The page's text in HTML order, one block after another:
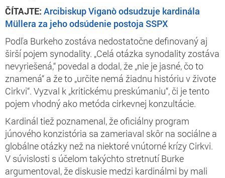
ČÍTAJTE: Arcibiskup Viganò odsudzuje kardinála
Müllera za jeho odsúdenie postoja SSPX
Podľa Burkeho zostáva nedostatočne definovaný aj
širší pojem synodality. „Celá otázka synodality zostáva
nevyriešená,“ povedal a dodal, že „nie je jasné, čo to
znamená“ a že to „určite nemá žiadnu históriu v živote
Cirkvi“. Vyzval k „kritickému preskúmaniu“, či je tento
pojem vhodný ako metóda cirkevnej konzultácie.
Kardinál tiež poznamenal, že oficiálny program
júnového konzistória sa zameriaval skôr na sociálne a
globálne otázky než na niektoré vnútorné krízy Cirkvi.
V súvislosti s účelom takýchto stretnutí Burke
argumentoval, že diskusie medzi kardinálmi by mali